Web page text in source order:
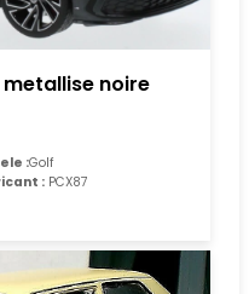
metallise noire
:Golf
: PCX87